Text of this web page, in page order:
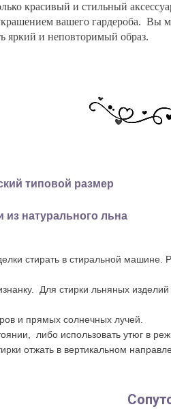
красивый и стильный
вашего гардероба. Вы
яркий и неповторимый образ.
типовой размер
из натурального льна
стирать в стиральной
Для стирки льняных
и прямых солнечных лучей.
либо использовать утюг в
отжать в вертикальном